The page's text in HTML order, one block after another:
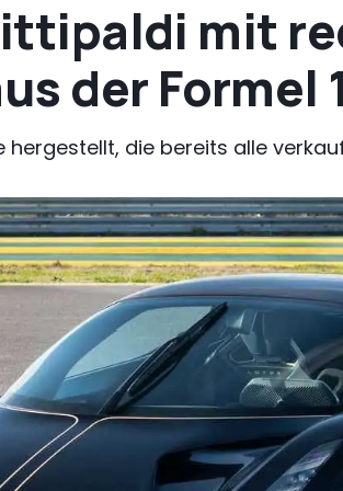
mit
der Formel
hergestellt, die bereits alle